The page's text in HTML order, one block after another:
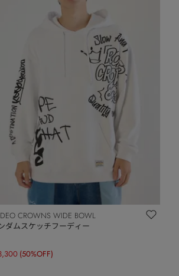
CROWNS WIDE BOWL
ダムスケッチフーディー
(50%OFF)